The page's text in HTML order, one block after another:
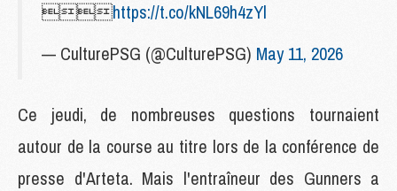
https://t.co/kNL69h4zYl
— CulturePSG (@CulturePSG) May 11, 2026
Ce jeudi, de nombreuses questions tournaient
autour de la course au titre lors de la conférence de
presse d'Arteta. Mais l'entraîneur des Gunners a